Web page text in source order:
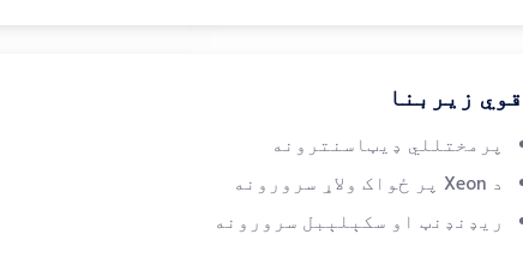
قوي زیربنا
پرمختللي ډیټاسنترونه
د Xeon پر ځواک ولاړ سرورونه
ریډنډنټ او سکېلېبل سرورونه